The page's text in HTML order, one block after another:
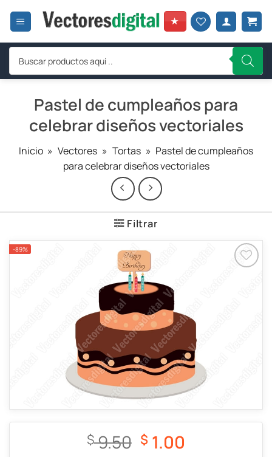
★
Búsqueda
productos
Pastel de cumpleaños para
celebrar diseños vectoriales
Inicio » Vectores » Tortas » Pastel de cumpleaños
para celebrar diseños vectoriales
Filtrar
-89%
$9.50 El
$ 1.00